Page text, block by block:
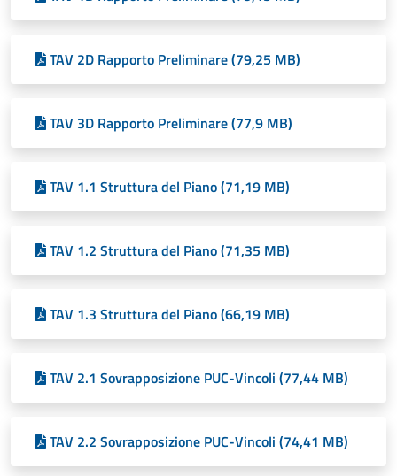
TAV 2D Rapporto Preliminare (79,25 MB)
TAV 3D Rapporto Preliminare (77,9 MB)
TAV 1.1 Struttura del Piano (71,19 MB)
TAV 1.2 Struttura del Piano (71,35 MB)
TAV 1.3 Struttura del Piano (66,19 MB)
TAV 2.1 Sovrapposizione PUC-Vincoli (77,44 MB)
TAV 2.2 Sovrapposizione PUC-Vincoli (74,41 MB)